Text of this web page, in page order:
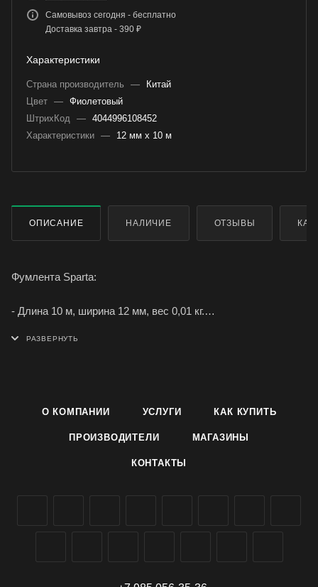
Самовывоз сегодня - бесплатно
Доставка завтра - 390 ₽
Характеристики
Страна производитель —
Китай
Цвет — Фиолетовый
ШтрихКод — 4044996108452
Характеристики — 12 мм х 10 м
ОПИСАНИЕ НАЛИЧИЕ ОТЗЫВЫ
Фумлента Sparta:
- Длина 10 м, ширина 12 мм, вес 0,01 кг.
- Применяется при сантехнических работах как подмотка
О КОМПАНИИ УСЛУГИ КАК КУПИТЬ
ПРОИЗВОДИТЕЛИ МАГАЗИНЫ
КОНТАКТЫ